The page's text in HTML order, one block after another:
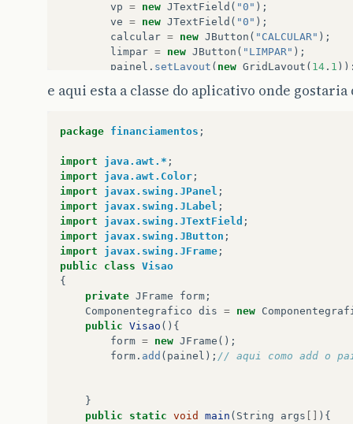
vp = new JTextField ( "0" );
ve = new JTextField ( "0" );
calcular = new JButton ( "CALCULAR" );
limpar = new JButton ( "LIMPAR" );
painel . setLayout ( new GridLayout ( 14 , 1
painel.add (lt );//rotulo anunciando o
painel. add (va );
painel. add
painel. add( le );
painel.add ve); //editor entrada do
painel.add lc ); //rotulo de quantidade
painel.add np);
//editor entrada de
painel.add ld);//rotulo valor da
painel.add vp);//editor de entrada do
}
e aqui esta a classe do aplicativo onde
package financiamentos ;
import java.awt.* ;
import
java.awt.Color ;
import
javax.swing.JPanel ;
import
javax.swing.JLabel ;
import
javax.swing.JTextField ;
import
javax.swing.JButton ;
import
javax.swing.JFrame ;
public
class Visao
{
private JFrame form ;
Componentegrafico dis = new
public Visao (){
form = new JFrame ();
form . add ( painel ); // aqui como add o
}
public
static void main ( String args ){